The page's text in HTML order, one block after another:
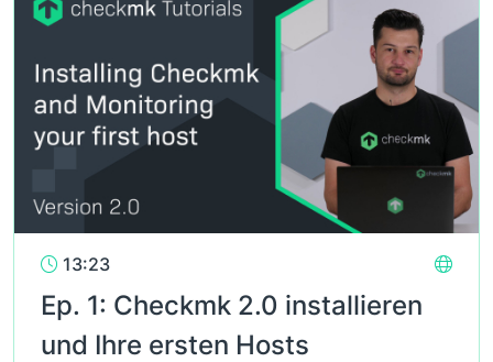
13:23
Ep. 1: Checkmk 2.0 installieren
und Ihre ersten Hosts